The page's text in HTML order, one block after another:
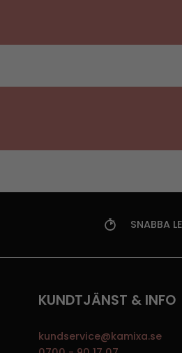
SNABBA
KUNDTJÄNST & INFO
kundservice@kamixa.se